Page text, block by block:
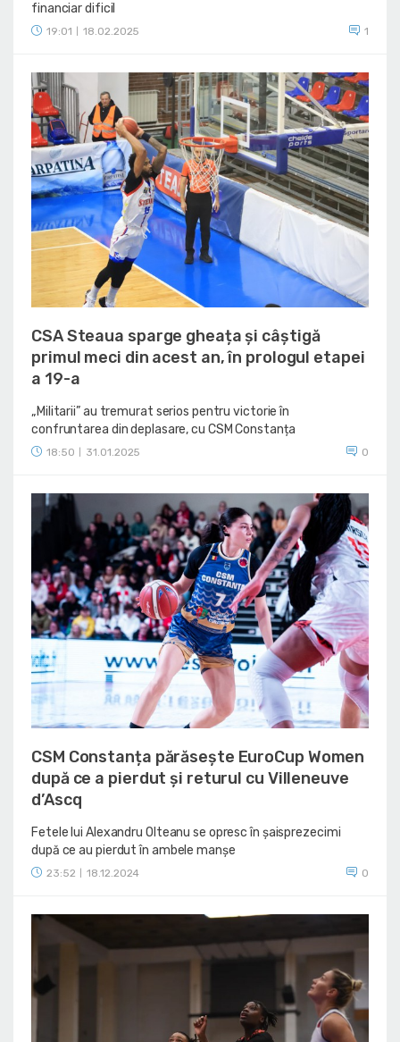
financiar dificil
19:01 18.02.2025 1
CSA Steaua sparge gheața și câștigă
primul meci din acest an, în prologul etapei
a 19-a
„Militarii” au tremurat serios pentru victorie în
confruntarea din deplasare, cu CSM Constanța
18:50 31.01.2025 0
CSM Constanța părăsește EuroCup Women
după ce a pierdut și returul cu Villeneuve
d’Ascq
Fetele lui Alexandru Olteanu se opresc în șaisprezecimi
după ce au pierdut în ambele manșe
23:52 18.12.2024 0